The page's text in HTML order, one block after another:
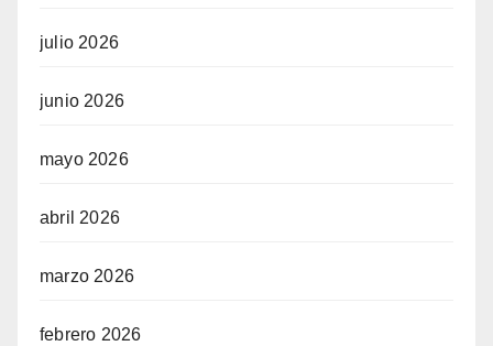
julio 2026
junio 2026
mayo 2026
abril 2026
marzo 2026
febrero 2026